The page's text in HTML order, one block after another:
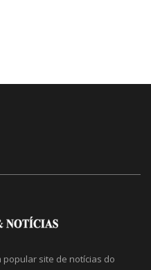
popular site de notícias do